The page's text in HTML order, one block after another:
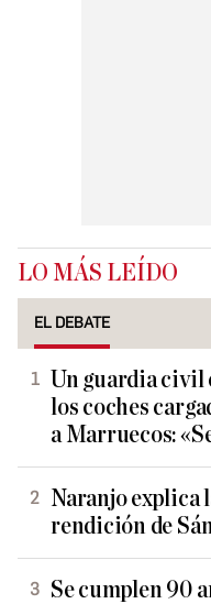
LO MÁS LEÍDO
EL DEBATE
Un guardia civil
los coches
a Marruecos:
Naranjo explica
rendición de
Se cumplen 90